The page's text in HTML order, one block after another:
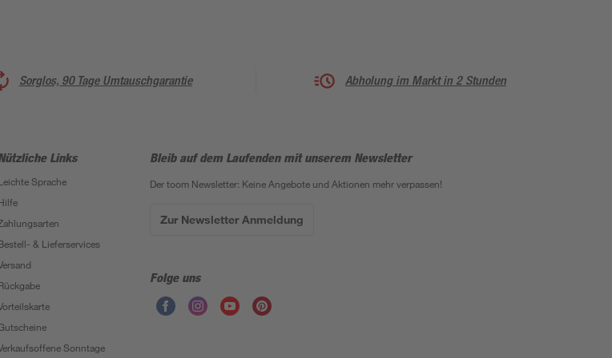
Sorglos, 90 Tage Umtauschgarantie Abholung im Markt in 2 Stunden
Links
Sprache
& Lieferservices
Sonntage
Bleib auf dem Laufenden mit unserem Newsletter
Der toom Newsletter: Keine Angebote und Aktionen mehr verpassen!
Zur Newsletter Anmeldung
Folge uns